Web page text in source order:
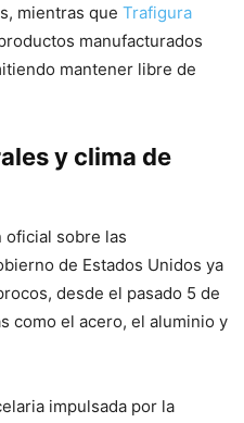
mientras que Trafigura
manufacturados
mantener libre de
y clima de
oficial sobre las
de Estados Unidos ya
desde el pasado 5 de
como el acero, el aluminio y
impulsada por la